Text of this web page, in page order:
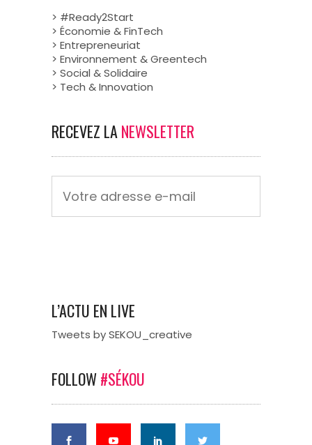
> #Ready2Start
> Économie & FinTech
> Entrepreneuriat
> Environnement & Greentech
> Social & Solidaire
> Tech & Innovation
RECEVEZ LA NEWSLETTER
L’ACTU EN LIVE
Tweets by SEKOU_creative
FOLLOW#SÉKOU